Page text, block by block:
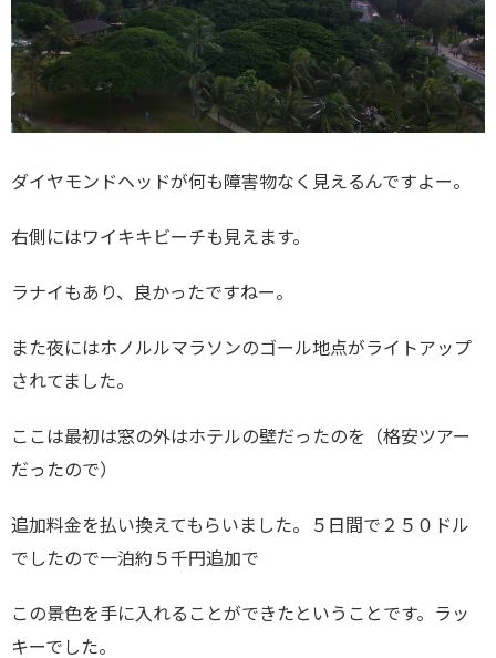
ダイヤモンドヘッドが何も障害物なく見えるんですよー。
右側にはワイキキビーチも見えます。
ラナイもあり、良かったですねー。
また夜にはホノルルマラソンのゴール地点がライトアップ
されてました。
ここは最初は窓の外はホテルの壁だったのを（格安ツアー
だったので）
追加料金を払い換えてもらいました。５日間で２５０ドル
でしたので一泊約５千円追加で
この景色を手に入れることができたということです。ラッ
キーでした。